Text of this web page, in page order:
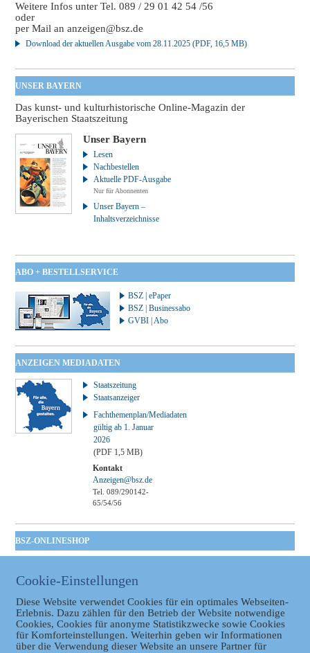
Weitere Infos unter Tel. 089 / 29 01 42 54 /56
oder
per Mail ananzeigen@bsz.de
Download der aktuellen Ausgabe vom 28.11.2025 (PDF, 16,5 MB)
UNSER BAYERN
Das kunst- und kulturhistorische Online-Magazin der
Bayerischen Staatszeitung
Unser Bayern
Lesen
Nachbestellen
Aktuelle PDF-Ausgabe
Nur für Abonnenten
Unser Bayern –
Inhaltsverzeichnisse
ABO + BESTELLSERVICE
BSZ | ePaper
BSZ | Businessabo
GVBI | Abo
ANZEIGEN MEDIADATEN
Staatszeitung
Staatsanzeiger
Fachthemenplan/Mediadaten
gültig ab 1. Januar
2026
(PDF 1,5 MB)
Kontakt
Anzeigen@bsz.de
Tel. 089/290142-
65/54/56
BSZ-ONLINESHOP
Taschenbuch
GVBl | Einbanddecke
Cookie-Einstellungen
Diese Website verwendet Cookies für ein optimales Webseiten-
Erlebnis. Dazu zählen für den Betrieb der Website notwendige
Cookies, Cookies für anonyme Statistikzwecke sowie Cookies
für Komforteinstellungen. Weiterhin geben wir Informationen
über die Verwendung dieser Website an unsere Partner für